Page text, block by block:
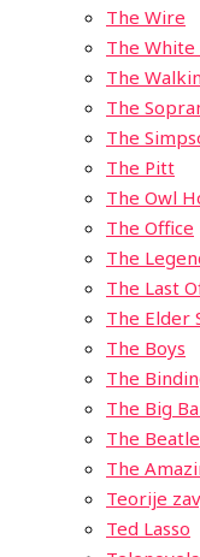
The Wire
The White
The
The
The
The Pitt
The Owl
The Office
The
The Last
The Elder
The Boys
The
The Big
The
The
Teorije
Ted Lasso